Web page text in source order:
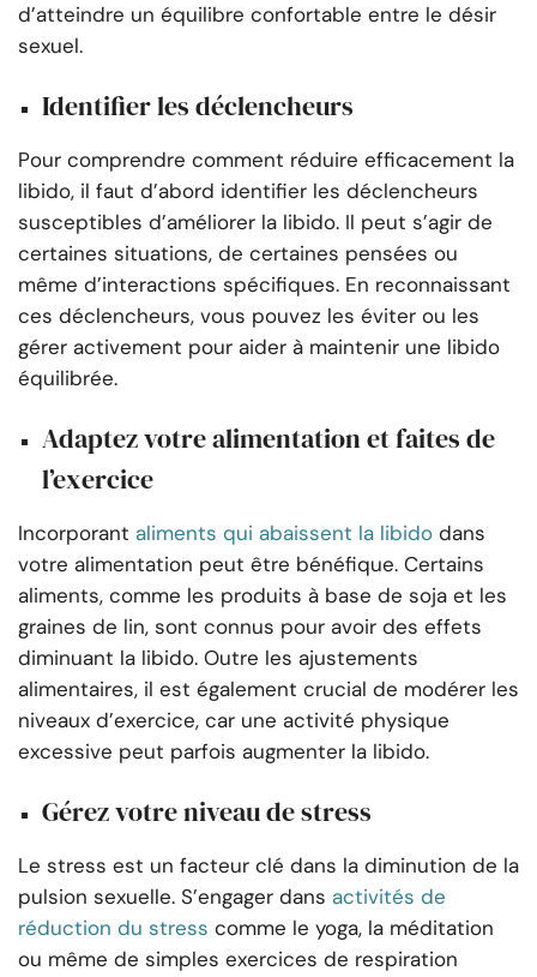
d’atteindre un équilibre confortable entre le désir
sexuel.
Identifier les déclencheurs
Pour comprendre comment réduire efficacement la
libido, il faut d’abord identifier les déclencheurs
susceptibles d’améliorer la libido. Il peut s’agir de
certaines situations, de certaines pensées ou
même d’interactions spécifiques. En reconnaissant
ces déclencheurs, vous pouvez les éviter ou les
gérer activement pour aider à maintenir une libido
équilibrée.
Adaptez votre alimentation et faites de
l’exercice
Incorporant aliments qui abaissent la libido dans
votre alimentation peut être bénéfique. Certains
aliments, comme les produits à base de soja et les
graines de lin, sont connus pour avoir des effets
diminuant la libido. Outre les ajustements
alimentaires, il est également crucial de modérer les
niveaux d’exercice, car une activité physique
excessive peut parfois augmenter la libido.
Gérez votre niveau de stress
Le stress est un facteur clé dans la diminution de la
pulsion sexuelle. S’engager dans activités de
réduction du stress comme le yoga, la méditation
ou même de simples exercices de respiration